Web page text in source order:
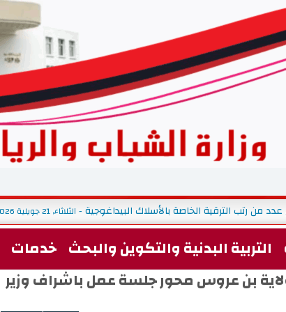
من رتب الترقية الخاصة بالأسلاك البيداغوجية - الثلاثاء, 21 جويلية 2026 14:27
التربية البدنية والتكوين والبحث خدمات
بن عروس محور جلسة عمل باشراف وزير